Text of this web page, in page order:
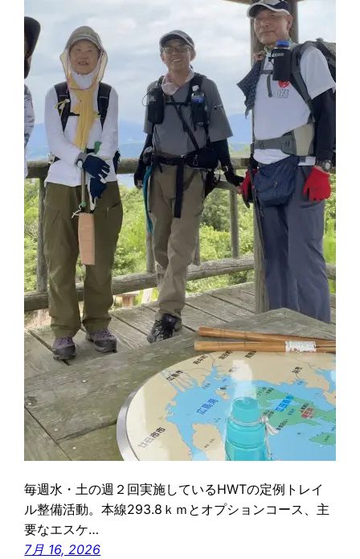
毎週水・土の週２回実施しているHWTの定例トレイ
ル整備活動。本線293.8ｋｍとオプションコース、主
要なエスケ…
7月 16, 2026